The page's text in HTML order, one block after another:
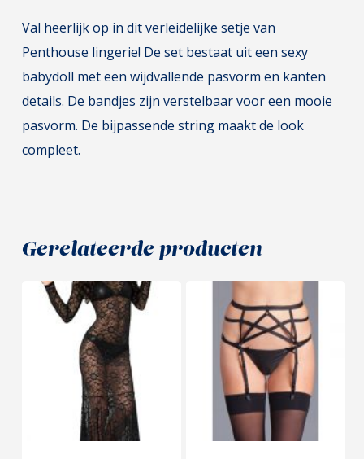
Val heerlijk op in dit verleidelijke setje van
Penthouse lingerie! De set bestaat uit een sexy
babydoll met een wijdvallende pasvorm en kanten
details. De bandjes zijn verstelbaar voor een mooie
pasvorm. De bijpassende string maakt de look
compleet.
Gerelateerde producten